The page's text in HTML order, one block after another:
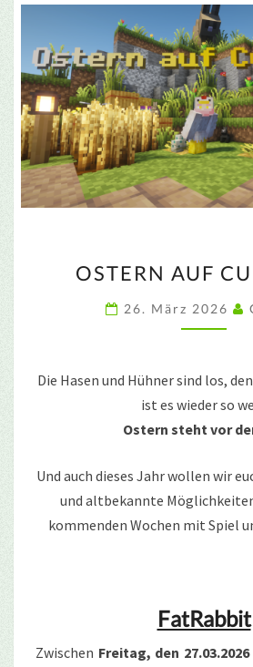
AUF
OSTERN AUF
26. März 2026
Die Hasen und Hühner sind los,
ist es wieder so
Ostern steht vor
Und auch dieses Jahr wollen wir
und altbekannte
kommenden Wochen mit Spiel
FatRabbit
Zwischen Freitag, den